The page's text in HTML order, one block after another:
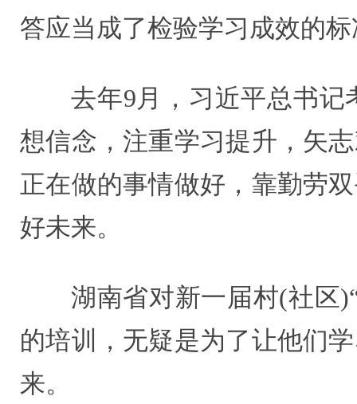
答应当成了检验学习成效的
去年9月，习近平总书
想信念，注重学习提升，矢
正在做的事情做好，靠勤劳
好未来。
湖南省对新一届村(社区
的培训，无疑是为了让他们
来。